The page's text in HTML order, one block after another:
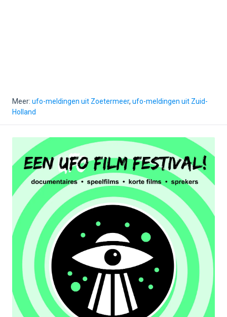
Meer: ufo-meldingen uit Zoetermeer, ufo-meldingen uit Zuid-
Holland